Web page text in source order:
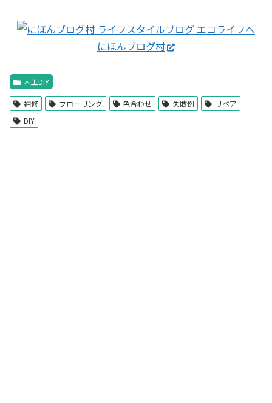
にほんブログ村
木工DIY
補修 フローリング 色合わせ 失敗例
リペア
DIY